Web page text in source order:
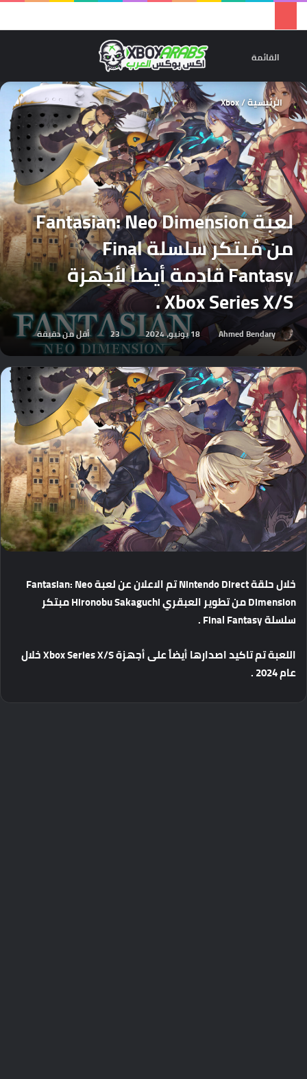
القائمة
الرئيسية/
Xbox
لعبة Fantasian: Neo Dimension
من مُبتكر سلسلة Final
Fantasy قادمة أيضاً لأجهزة
Xbox Series X/S .
Ahmed Bendary 18 يونيو، 2024 23 أقل من دقيقة
خلالحلقة تمالاعلانعنلعبةFantasian: Neo
Dimensionمنتطويرالعبقري
مبتكر
سلسلة
اللعبةتمتاكيداصدارهاأيضاًعلىأجهزة
خلال
عام